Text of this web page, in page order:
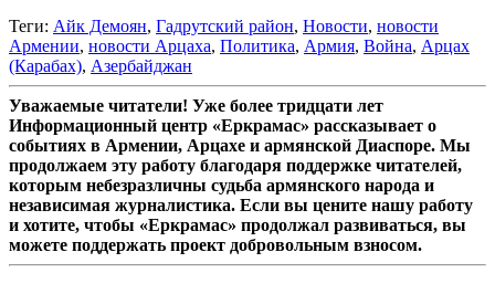
Теги: Айк Демоян, Гадрутский район, Новости, новости
Армении, новости Арцаха, Политика, Армия, Война, Арцах
(Карабах), Азербайджан
Уважаемые читатели! Уже более тридцати лет
Информационный центр «Еркрамас» рассказывает о
событиях в Армении, Арцахе и армянской Диаспоре. Мы
продолжаем эту работу благодаря поддержке читателей,
которым небезразличны судьба армянского народа и
независимая журналистика. Если вы цените нашу работу
и хотите, чтобы «Еркрамас» продолжал развиваться, вы
можете поддержать проект добровольным взносом.